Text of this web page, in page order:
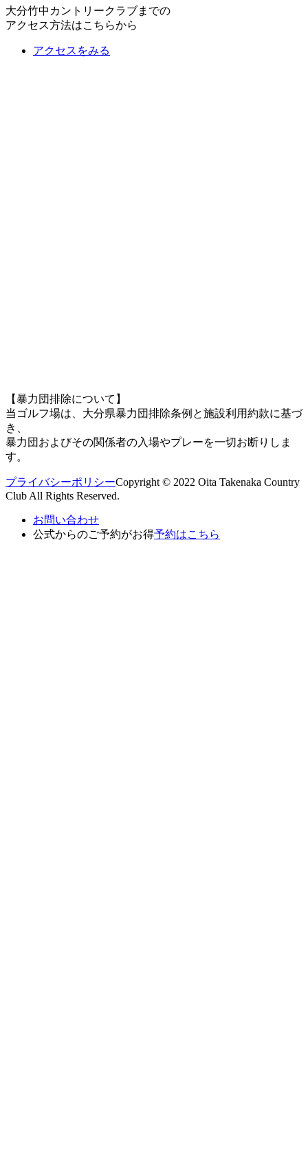
大分竹中カントリークラブまでの
アクセス方法はこちらから
アクセスをみる
【暴力団排除について】
当ゴルフ場は、大分県暴力団排除条例と施設利用約款に基づ
き、
暴力団およびその関係者の入場やプレーを一切お断りしま
す。
プライバシーポリシーCopyright © 2022 Oita Takenaka Country
Club All Rights Reserved.
お問い合わせ
公式からのご予約がお得予約はこちら